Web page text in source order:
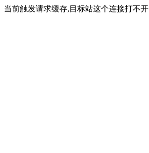
当前触发请求缓存,目标站这个连接打不